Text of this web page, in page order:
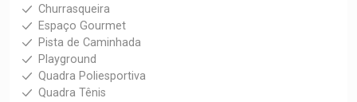
Churrasqueira
Espaço Gourmet
Pista de Caminhada
Playground
Quadra Poliesportiva
Quadra Tênis